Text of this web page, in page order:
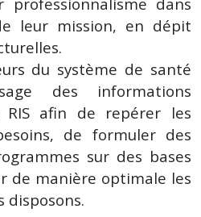
leur mission, en dépit
du système de santé
des informations
RIS afin de repérer les
de formuler des
sur des bases
de manière optimale les
disposons.